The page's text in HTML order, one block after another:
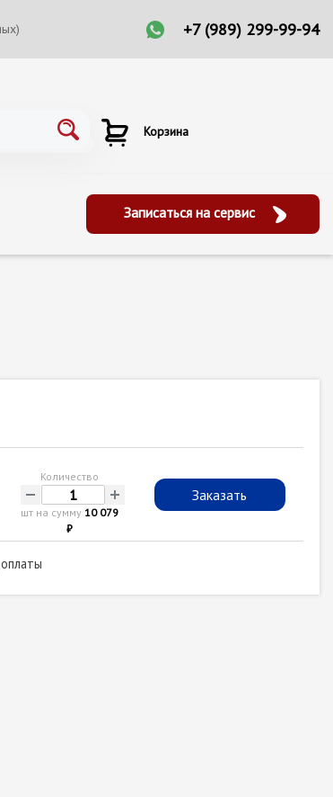
+7 (989) 299-99-94
Корзина
Записаться на сервис
Количество
- +
шт на сумму 10 079
₽
Заказать